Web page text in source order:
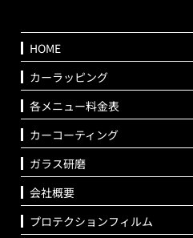
HOME
カーラッピング
各メニュー料金表
カーコーティング
ガラス研磨
会社概要
プロテクションフィルム